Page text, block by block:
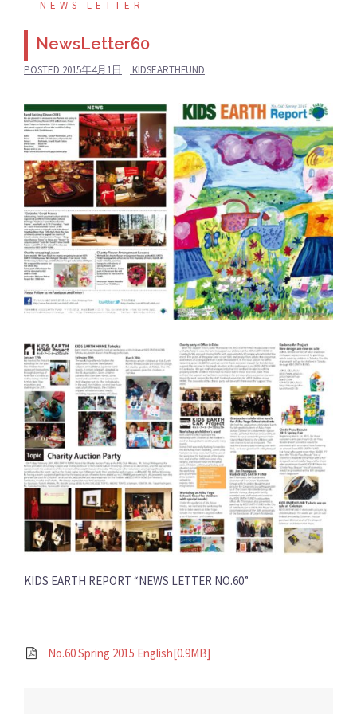
NEWS LETTER
NewsLetter60
POSTED 2015年4月1日 KIDSEARTHFUND
KIDS EARTH REPORT “NEWS LETTER NO.60”
No.60 Spring 2015 English[0.9MB]